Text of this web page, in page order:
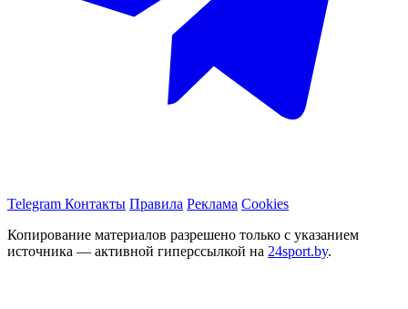
Telegram Контакты Правила Реклама Cookies
Копирование материалов разрешено только с указанием
источника — активной гиперссылкой на 24sport.by.